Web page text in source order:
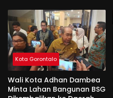
Kota Gorontalo
Wali Kota Adhan Dambea
Minta Lahan Bangunan BSG